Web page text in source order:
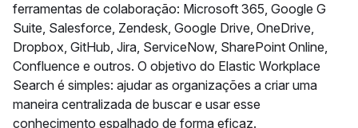
ferramentas de colaboração: Microsoft 365, Google G
Suite, Salesforce, Zendesk, Google Drive, OneDrive,
Dropbox, GitHub, Jira, ServiceNow, SharePoint Online,
Confluence e outros. O objetivo do Elastic Workplace
Search é simples: ajudar as organizações a criar uma
maneira centralizada de buscar e usar esse
conhecimento espalhado de forma eficaz.